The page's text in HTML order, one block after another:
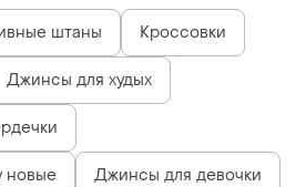
штаны Кроссовки
Джинсы для худых
новые Джинсы для девочки